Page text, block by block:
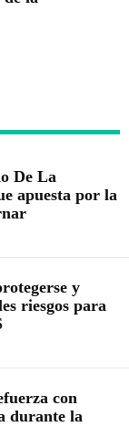
De La
apuesta por la
y
riesgos para
con
durante la